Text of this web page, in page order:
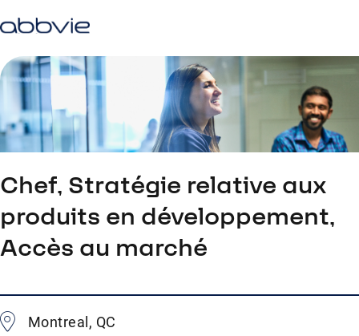
Chef, Stratégie relative aux
produits en développement,
Accès au marché
Montreal, QC